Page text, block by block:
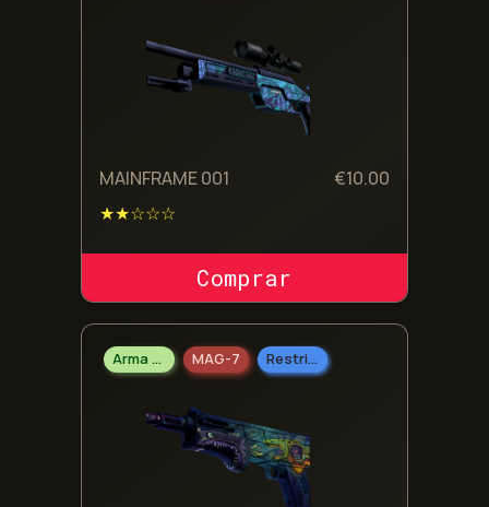
MAINFRAME 001 €10.00
★★☆☆☆
COMPRAR SKIN
Arma Pesada MAG-7 Restrito